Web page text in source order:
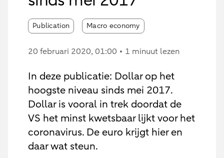
Publication Macro economy
20 februari 2020, 01:00 1 minuut lezen
In deze publicatie: Dollar op het
hoogste niveau sinds mei 2017.
Dollar is vooral in trek doordat de
VS het minst kwetsbaar lijkt voor het
coronavirus. De euro krijgt hier en
daar wat steun.